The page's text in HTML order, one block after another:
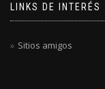
LINKS DE INTERÉS
Sitios amigos